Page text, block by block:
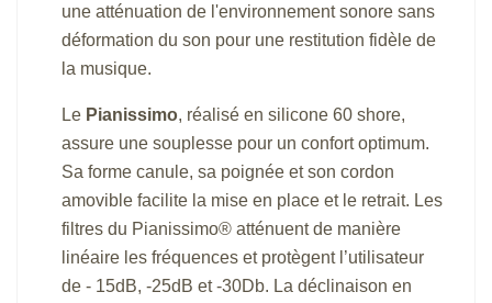
une atténuation de l'environnement sonore sans
déformation du son pour une restitution fidèle de
la musique.
Le Pianissimo, réalisé en silicone 60 shore,
assure une souplesse pour un confort optimum.
Sa forme canule, sa poignée et son cordon
amovible facilite la mise en place et le retrait. Les
filtres du Pianissimo® atténuent de manière
linéaire les fréquences et protègent l’utilisateur
de - 15dB, -25dB et -30Db. La déclinaison en